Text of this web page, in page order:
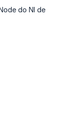
do NI de